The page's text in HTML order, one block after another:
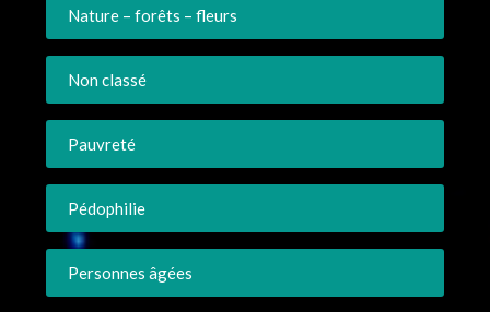
Nature – forêts – fleurs
Non classé
Pauvreté
Pédophilie
Personnes âgées